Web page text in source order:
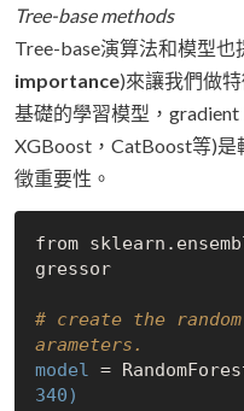
Tree-base methods
Tree-base演算法和模型也
importance)來讓我們做
基礎的學習模型，gradient
XGBoost，CatBoost等)
徵重要性。
from
gressor
# create the
arameters.
model =
340)